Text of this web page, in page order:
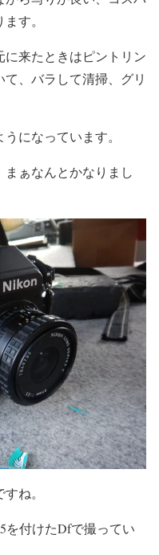
す。
来たときはピントリン
、バラして清掃、グリ
になっています。
ぁなんとかなりまし
ね。
を付けたDfで撮ってい